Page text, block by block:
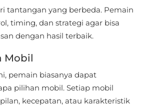
tantangan yang berbeda. Pemain
timing, dan strategi agar bisa
dengan hasil terbaik.
Mobil
pemain biasanya dapat
pilihan mobil. Setiap mobil
kecepatan, atau karakteristik